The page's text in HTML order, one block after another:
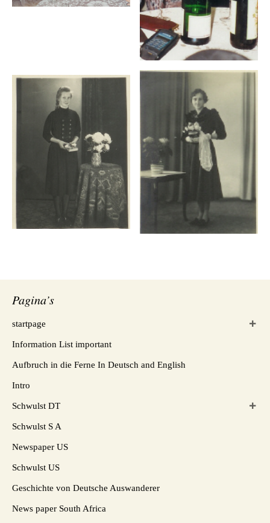
Pagina’s
startpage
Information List important
Aufbruch in die Ferne In Deutsch and English
Intro
Schwulst DT
Schwulst S A
Newspaper US
Schwulst US
Geschichte von Deutsche Auswanderer
News paper South Africa